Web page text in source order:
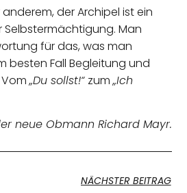
der Archipel ist ein
Man
für das, was man
besten Fall Begleitung und
Vom„Du sollst!“ zum„Ich
neue Obmann Richard Mayr.
NÄCHSTER BEITRAG